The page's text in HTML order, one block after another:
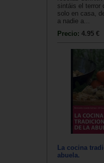
sintáis el terror
solo en casa,
a nadie a...
Precio: 4.95 €
La cocina
abuela.